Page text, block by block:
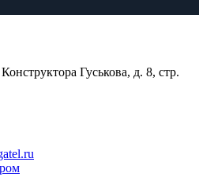
Гуськова, д. 8, стр.